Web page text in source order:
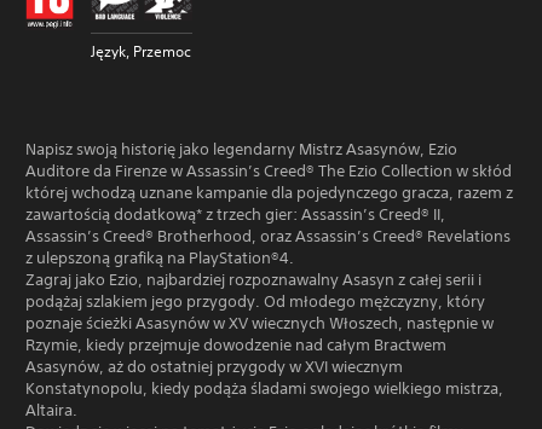
Język, Przemoc
Napisz swoją historię jako legendarny Mistrz Asasynów, Ezio
Auditore da Firenze w Assassin’s Creed® The Ezio Collection w skłód
której wchodzą uznane kampanie dla pojedynczego gracza, razem z
zawartością dodatkową* z trzech gier: Assassin’s Creed® II,
Assassin’s Creed® Brotherhood, oraz Assassin’s Creed® Revelations
z ulepszoną grafiką na PlayStation®4.
Zagraj jako Ezio, najbardziej rozpoznawalny Asasyn z całej serii i
podążaj szlakiem jego przygody. Od młodego mężczyzny, który
poznaje ścieżki Asasynów w XV wiecznych Włoszech, następnie w
Rzymie, kiedy przejmuje dowodzenie nad całym Bractwem
Asasynów, aż do ostatniej przygody w XVI wiecznym
Konstatynopolu, kiedy podąża śladami swojego wielkiego mistrza,
Altaira.